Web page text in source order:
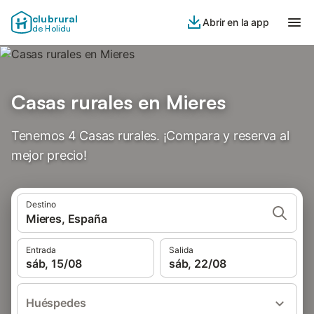
clubrural
de Holidu
Abrir en la app
Casas rurales en Mieres
Tenemos 4 Casas rurales. ¡Compara y reserva al
mejor precio!
Destino
Mieres, España
Entrada
sáb, 15/08
Salida
sáb, 22/08
Huéspedes